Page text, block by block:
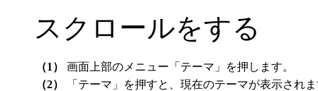
スクロールをする
（1）
画面上部のメニュー「テーマ」を押します。
（2）
「テーマ」を押すと、現在のテーマが表示され